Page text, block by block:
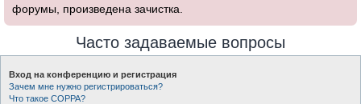
форумы, произведена зачистка.
Часто задаваемые вопросы
Вход на конференцию и регистрация
Зачем мне нужно регистрироваться?
Что такое COPPA?